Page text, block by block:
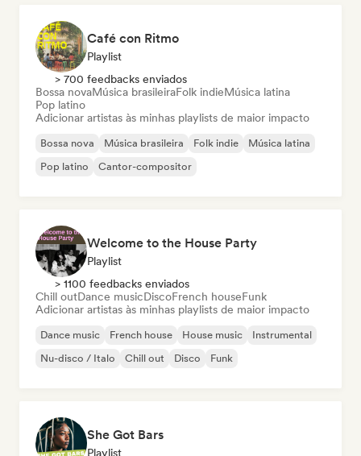
Café con Ritmo
Playlist
> 700 feedbacks enviados
Bossa novaMúsica brasileiraFolk indieMúsica latina
Pop latino
Adicionar artistas às minhas playlists de maior impacto
Bossa nova Música brasileira Folk indie
Música latina
Pop latino
Cantor-compositor
Welcome to the House Party
Playlist
> 1100 feedbacks enviados
Chill outDance musicDiscoFrench houseFunk
Adicionar artistas às minhas playlists de maior impacto
Dance music French house House music
Instrumental
Nu-disco / Italo
Chill out Disco Funk
She Got Bars
Playlist